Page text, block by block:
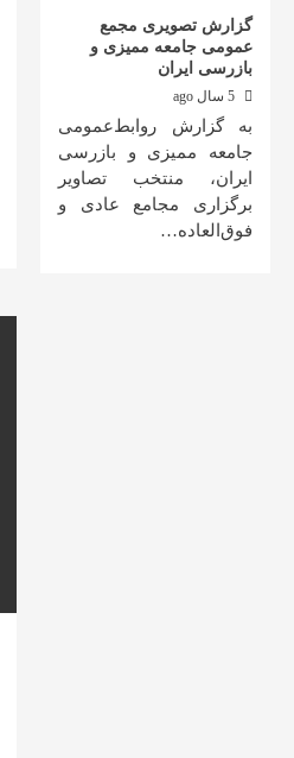
گزارش تصویری مجمع
عمومی جامعه ممیزی و
بازرسی ایران
به گزارش روابط‌عمومی
جامعه ممیزی و بازرسی
ایران، منتخب تصاویر
برگزاری مجامع عادی و
فوق‌العاده…